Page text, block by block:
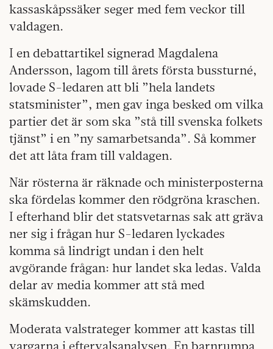
kassaskåpssäker seger med fem veckor till
valdagen.
I en debattartikel signerad Magdalena
Andersson, lagom till årets första bussturné,
lovade S-ledaren att bli ”hela landets
statsminister”, men gav inga besked om vilka
partier det är som ska ”stå till svenska folkets
tjänst” i en ”ny samarbetsanda”. Så kommer
det att låta fram till valdagen.
När rösterna är räknade och ministerposterna
ska fördelas kommer den rödgröna kraschen.
I efterhand blir det statsvetarnas sak att gräva
ner sig i frågan hur S-ledaren lyckades
komma så lindrigt undan i den helt
avgörande frågan: hur landet ska ledas. Valda
delar av media kommer att stå med
skämskudden.
Moderata valstrateger kommer att kastas till
vargarna i eftervalsanalysen. En barnrumpa